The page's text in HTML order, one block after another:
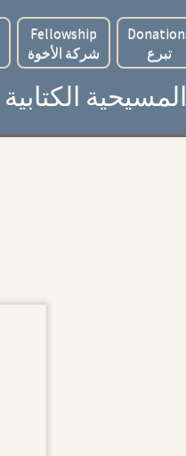
Fellowship
شركة الأخوة
تبرع
الكتابية